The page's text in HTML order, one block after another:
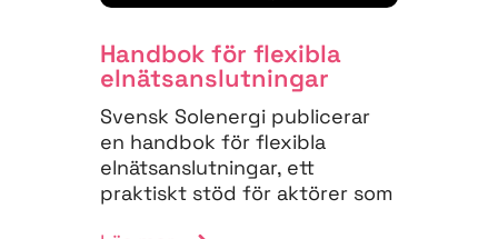
Handbok för flexibla
elnäts­anslutningar
Svensk Solenergi publicerar
en handbok för flexibla
elnätsanslutningar, ett
praktiskt stöd för aktörer som